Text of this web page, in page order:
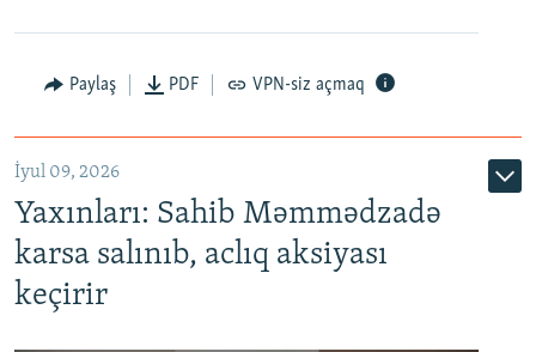
Paylaş PDF VPN-siz açmaq
İyul 09, 2026
Yaxınları: Sahib Məmmədzadə
karsa salınıb, aclıq aksiyası
keçirir